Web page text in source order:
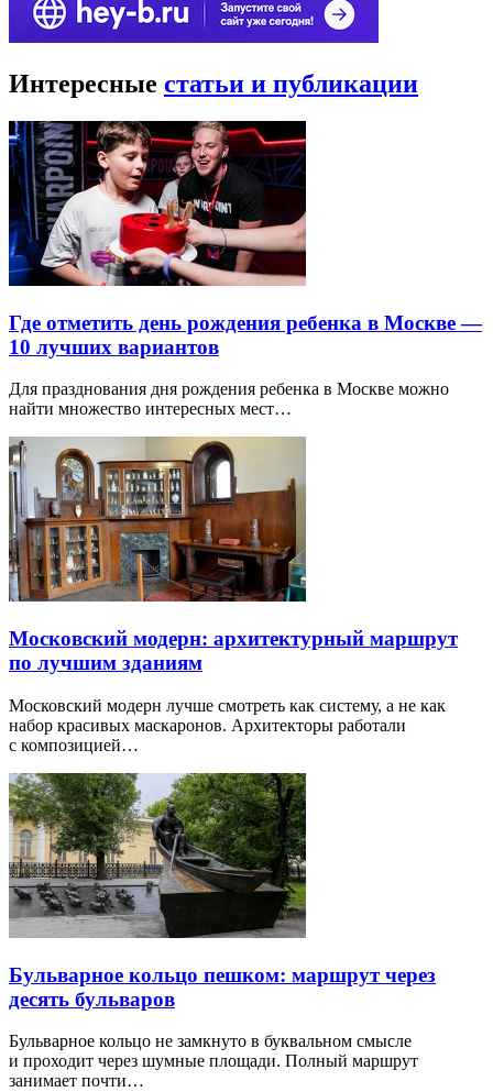
Интересные статьи и публикации
Где отметить день рождения ребенка в Москве —
10 лучших вариантов
Для празднования дня рождения ребенка в Москве можно
найти множество интересных мест…
Московский модерн: архитектурный маршрут
по лучшим зданиям
Московский модерн лучше смотреть как систему, а не как
набор красивых маскаронов. Архитекторы работали
с композицией…
Бульварное кольцо пешком: маршрут через
десять бульваров
Бульварное кольцо не замкнуто в буквальном смысле
и проходит через шумные площади. Полный маршрут
занимает почти…